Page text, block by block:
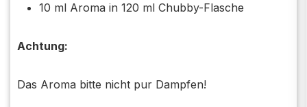
10 ml Aroma in 120 ml Chubby-Flasche
Achtung:
Das Aroma bitte nicht pur Dampfen!